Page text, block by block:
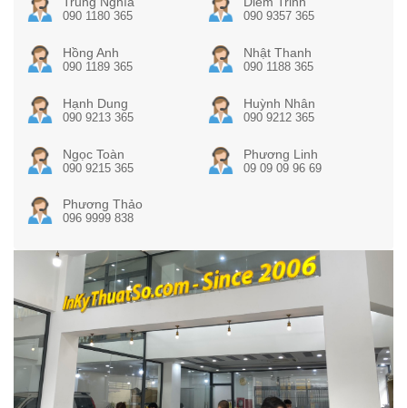
090 1180 365 090 9357 365
Hồng Anh
090 1189 365
Nhật Thanh
090 1188 365
Hạnh Dung
090 9213 365
Huỳnh Nhân
090 9212 365
Ngọc Toàn
090 9215 365
Phương Linh
09 09 09 96 69
Phương Thảo
096 9999 838